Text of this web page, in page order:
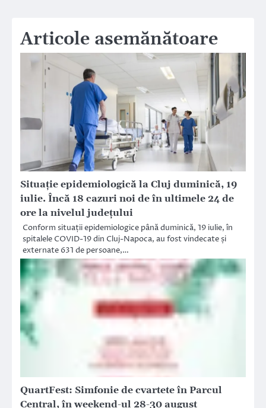
Articole asemănătoare
Situație epidemiologică la Cluj duminică, 19
iulie. Încă 18 cazuri noi de în ultimele 24 de
ore la nivelul județului
Conform situații epidemiologice până duminică, 19 iulie, în
spitalele COVID-19 din Cluj-Napoca, au fost vindecate și
externate 631 de persoane,…
QuartFest: Simfonie de cvartete în Parcul
Central, în weekend-ul 28-30 august